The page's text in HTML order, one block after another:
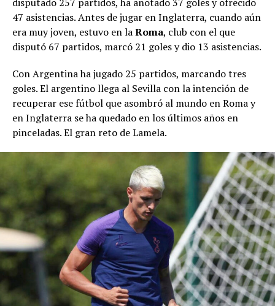
47 asistencias. Antes de jugar en Inglaterra, cuando aún
era muy joven, estuvo en laRoma, club con el que
disputó 67 partidos, marcó 21 goles y dio 13 asistencias.
Con Argentina ha jugado 25 partidos, marcando tres
goles. El argentino llega al Sevilla con la intención de
recuperar ese fútbol que asombró al mundo en Roma y
en Inglaterra se ha quedado en los últimos años en
pinceladas. El gran reto de Lamela.